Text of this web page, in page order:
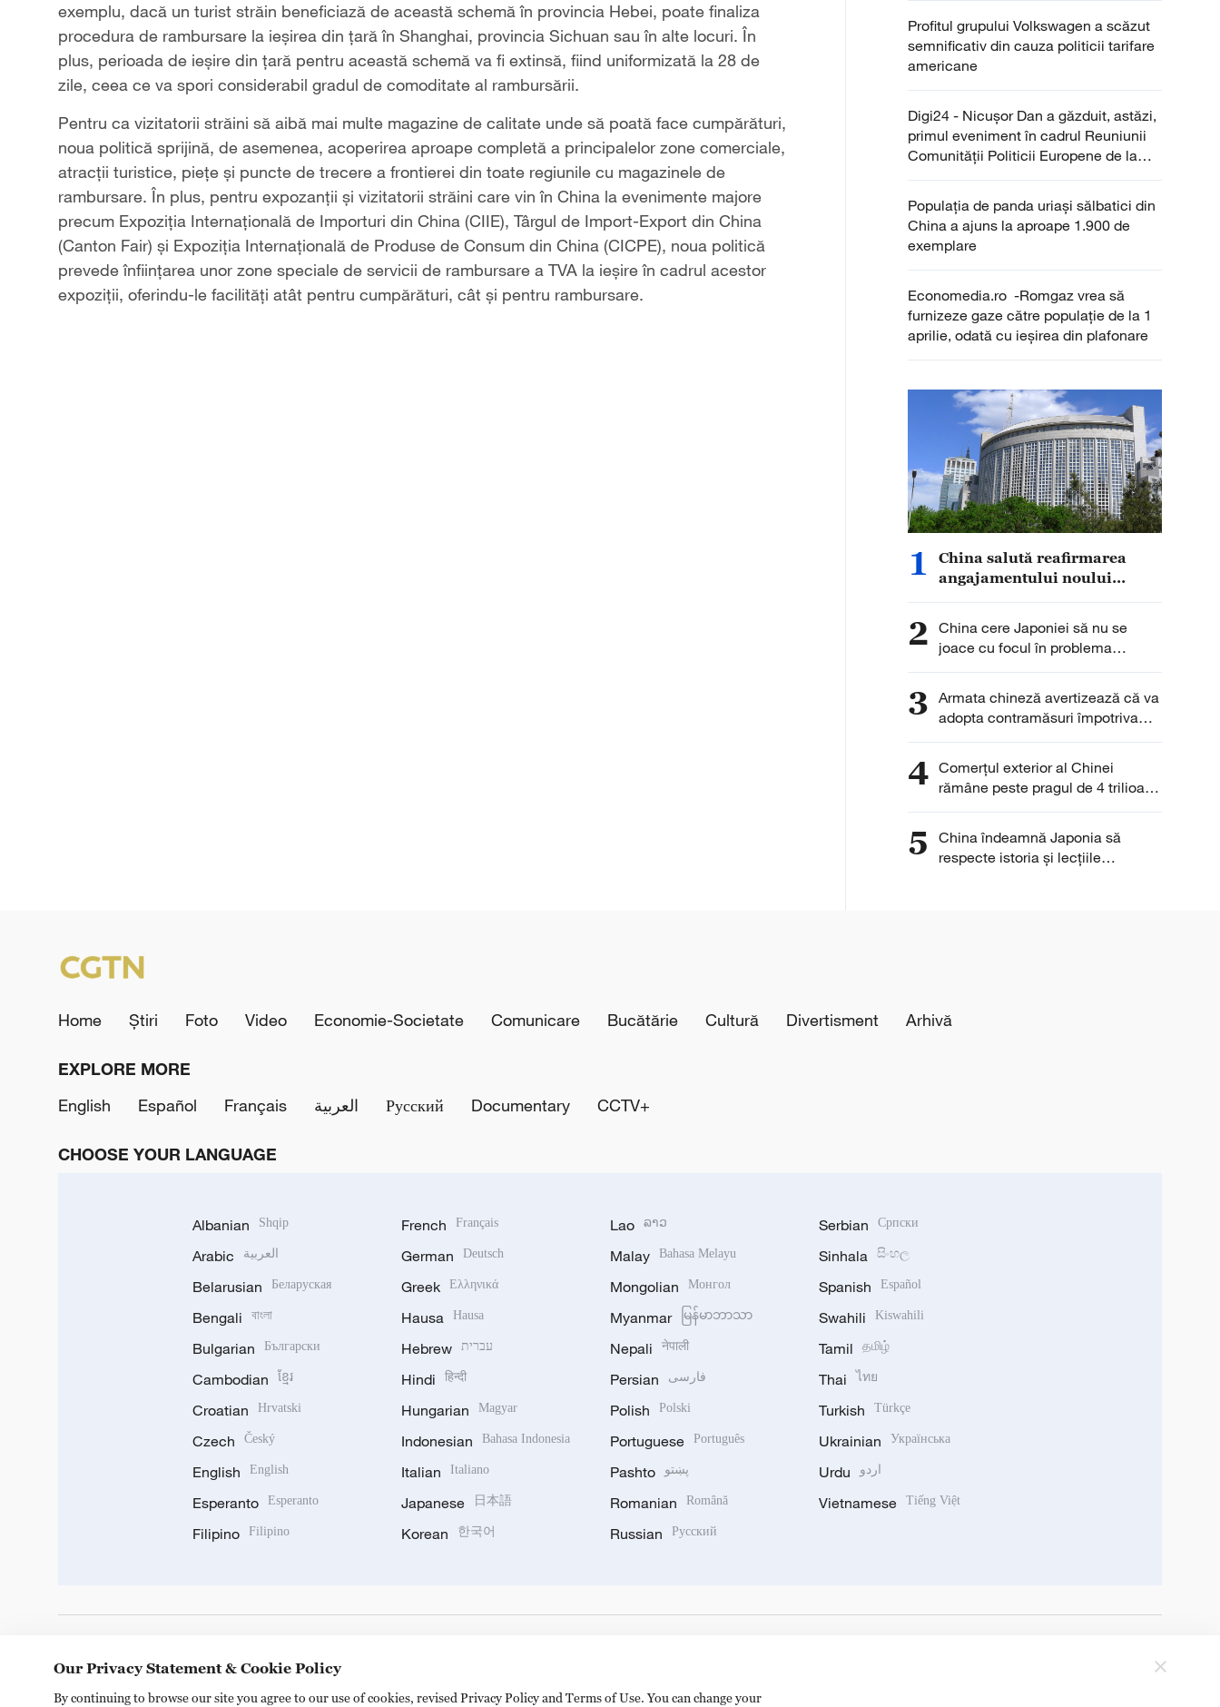
exemplu, dacă un turist străin beneficiază de această schemă în provincia Hebei, poate finaliza
procedura de rambursare la ieșirea din țară în Shanghai, provincia Sichuan sau în alte locuri. În
plus, perioada de ieșire din țară pentru această schemă va fi extinsă, fiind uniformizată la 28 de
zile, ceea ce va spori considerabil gradul de comoditate al rambursării.
Pentru ca vizitatorii străini să aibă mai multe magazine de calitate unde să poată face cumpărături,
noua politică sprijină, de asemenea, acoperirea aproape completă a principalelor zone comerciale,
atracții turistice, piețe și puncte de trecere a frontierei din toate regiunile cu magazinele de
rambursare. În plus, pentru expozanții și vizitatorii străini care vin în China la evenimente majore
precum Expoziția Internațională de Importuri din China (CIIE), Târgul de Import-Export din China
(Canton Fair) și Expoziția Internațională de Produse de Consum din China (CICPE), noua politică
prevede înființarea unor zone speciale de servicii de rambursare a TVA la ieșire în cadrul acestor
expoziții, oferindu-le facilități atât pentru cumpărături, cât și pentru rambursare.
Profitul grupului Volkswagen a scăzut
semnificativ din cauza politicii tarifare
americane
Digi24 - Nicușor Dan a găzduit, astăzi,
primul eveniment în cadrul Reuniunii
Comunității Politicii Europene de la
Erevan
Populația de panda uriași sălbatici din
China a ajuns la aproape 1.900 de
exemplare
Economedia.ro -Romgaz vrea să
furnizeze gaze către populație de la 1
aprilie, odată cu ieșirea din plafonare
1
China salută reafirmarea
angajamentului noului
singure Chine
2 China cere Japoniei să nu se
joace cu focul în problema
armelor nucleare
3 Armata chineză avertizează că va
adopta contramăsuri împotriva
provocărilor din Marea Chinei de
4 Comerțul exterior al Chinei
rămâne peste pragul de 4 trilioane
de yuani pentru a cincea lună
5
China îndeamnă Japonia să
respecte istoria și lecțiile
Home Știri Foto Video Economie-Societate Comunicare Bucătărie Cultură Divertisment Arhivă
EXPLORE MORE
English
Español Français العربية Русский Documentary CCTV+
CHOOSE YOUR LANGUAGE
Albanian Shqip
Arabic العربية
Belarusian Беларуская
Bengali বাংলা
Bulgarian Български
Cambodian ខ្មែរ
Croatian Hrvatski
Czech Český
English English
Esperanto Esperanto
Filipino Filipino
French Français
German Deutsch
Greek Ελληνικά
Hausa Hausa
Hebrew עברית
Hindi हिन्दी
Hungarian Magyar
Indonesian Bahasa Indonesia
Italian Italiano
Japanese 日本語
Korean 한국어
Lao ລາວ
Malay Bahasa Melayu
Mongolian Монгол
Myanmar မြန်မာဘာသာ
Nepali नेपाली
Persian فارسی
Polish Polski
Portuguese Português
Pashto پښتو
Romanian Română
Russian Русский
Serbian Српски
Sinhala සිංහල
Spanish Español
Swahili Kiswahili
Tamil தமிழ்
Thai ไทย
Turkish Türkçe
Ukrainian Українська
Urdu اردو
Vietnamese Tiếng Việt
Our Privacy Statement & Cookie Policy
By continuing to browse our site you agree to our use of cookies, revised Privacy Policy and Terms of Use. You can change your